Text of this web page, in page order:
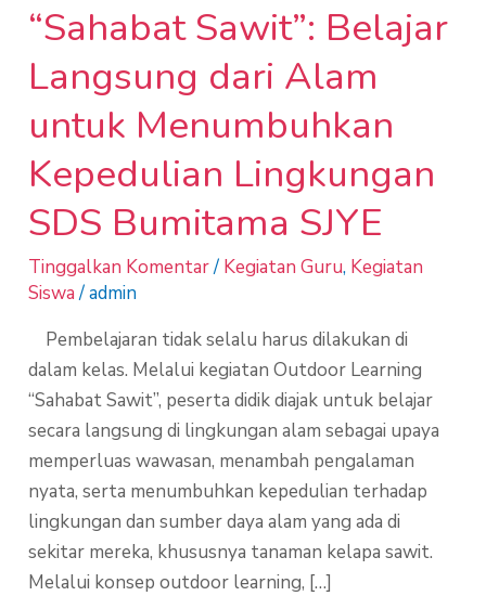
“Sahabat Sawit”: Belajar
Langsung dari Alam
untuk Menumbuhkan
Kepedulian Lingkungan
SDS Bumitama SJYE
Tinggalkan Komentar/ Kegiatan Guru, Kegiatan
Siswa /admin
Pembelajaran tidak selalu harus dilakukan di
dalam kelas. Melalui kegiatan Outdoor Learning
“Sahabat Sawit”, peserta didik diajak untuk belajar
secara langsung di lingkungan alam sebagai upaya
memperluas wawasan, menambah pengalaman
nyata, serta menumbuhkan kepedulian terhadap
lingkungan dan sumber daya alam yang ada di
sekitar mereka, khususnya tanaman kelapa sawit.
Melalui konsep outdoor learning, […]
Bumitama
SJYE